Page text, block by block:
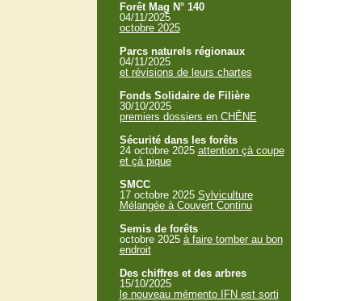
Forêt Mag N° 140
04/11/2025
octobre 2025
Parcs naturels régionaux
04/11/2025
et révisions de leurs chartes
Fonds Solidaire de Filière
30/10/2025
premiers dossiers en CHÊNE
Sécurité dans les forêts
24 octobre 2025 attention çà coupe
et çà pique
SMCC
17 octobre 2025 Sylviculture
Mélangée à Couvert Continu
Semis de forêts
octobre 2025 à faire tomber au bon
endroit
Des chiffres et des arbres
15/10/2025
le nouveau mémento IFN est sorti